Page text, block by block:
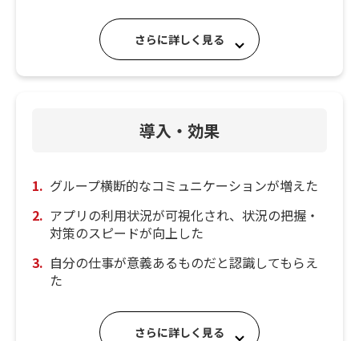
さらに詳しく見る
導入・効果
グループ横断的なコミュニケーションが増えた
アプリの利用状況が可視化され、状況の把握・
対策のスピードが向上した
自分の仕事が意義あるものだと認識してもらえ
た
さらに詳しく見る